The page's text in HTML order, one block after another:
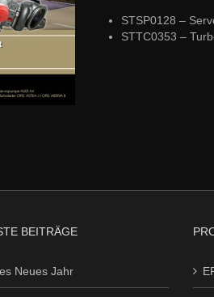
STSP0128 –
STTC0353 –
BEITRÄGE
Neues Jahr